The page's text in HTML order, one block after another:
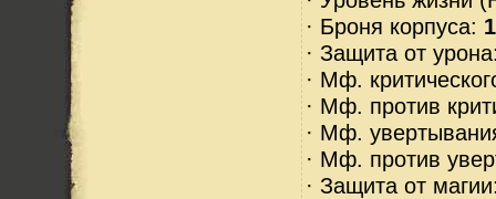
· Броня корпуса:
· Защита от
· Мф.
· Мф. против
· Мф.
· Мф. против
· Защита от